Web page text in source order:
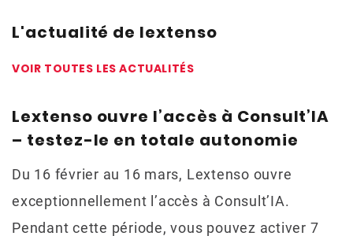
L'actualité de lextenso
VOIR TOUTES LES ACTUALITÉS
Lextenso ouvre l’accès à Consult’IA
– testez-le en totale autonomie
Du 16 février au 16 mars, Lextenso ouvre
exceptionnellement l’accès à Consult’IA.
Pendant cette période, vous pouvez activer 7